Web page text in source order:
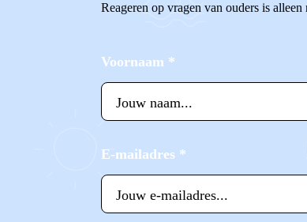
Reageren op vragen van ouders is
Voornaam *
E-mailadres *